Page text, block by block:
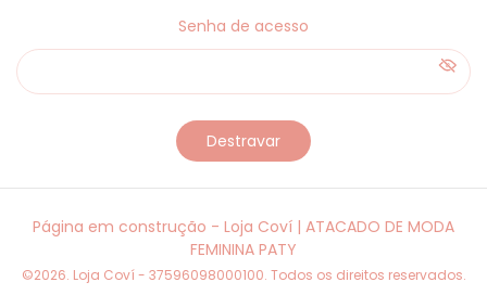
Senha de acesso
Destravar
Página em construção - Loja Coví | ATACADO DE MODA
FEMININA PATY
©2026. Loja Coví - 37596098000100. Todos os direitos reservados.